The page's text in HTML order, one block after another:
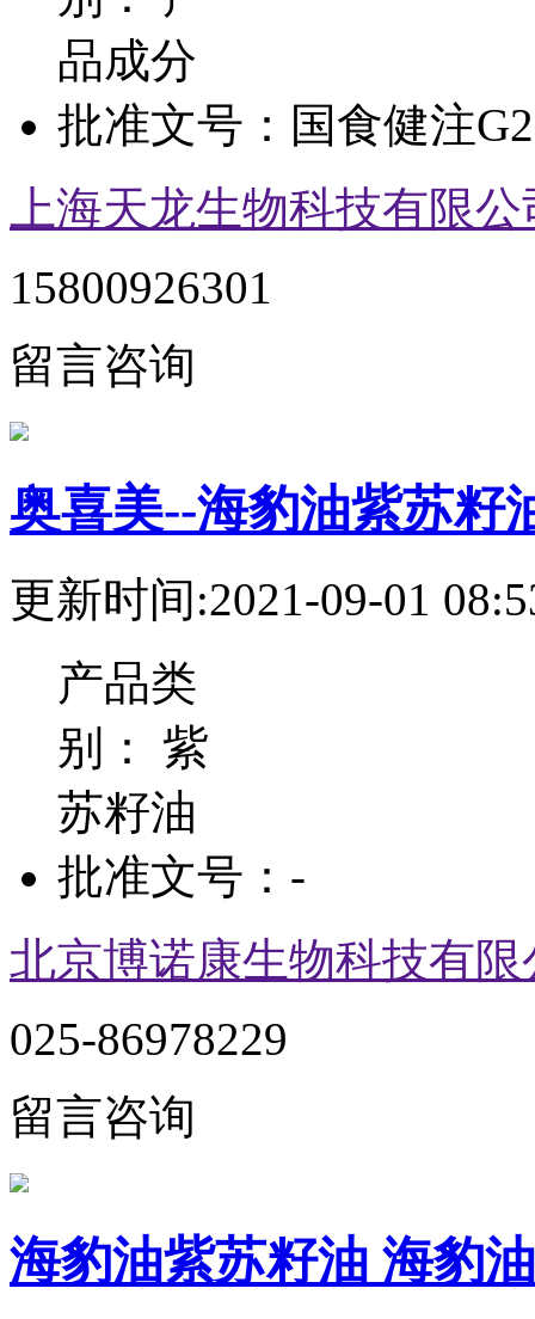
品成分
批准文号： 国食健注
上海天龙生物科技有限公
15800926301
留言咨询
奥喜美--海豹油紫苏籽
更新时间:2021-09-01
产品类
别： 紫
苏籽油
批准文号： -
北京博诺康生物科技有限
025-86978229
留言咨询
海豹油紫苏籽油 海豹